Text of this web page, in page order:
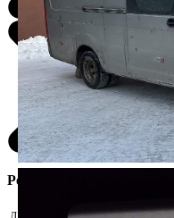
Регистрация участника